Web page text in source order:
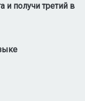
и получи третий в